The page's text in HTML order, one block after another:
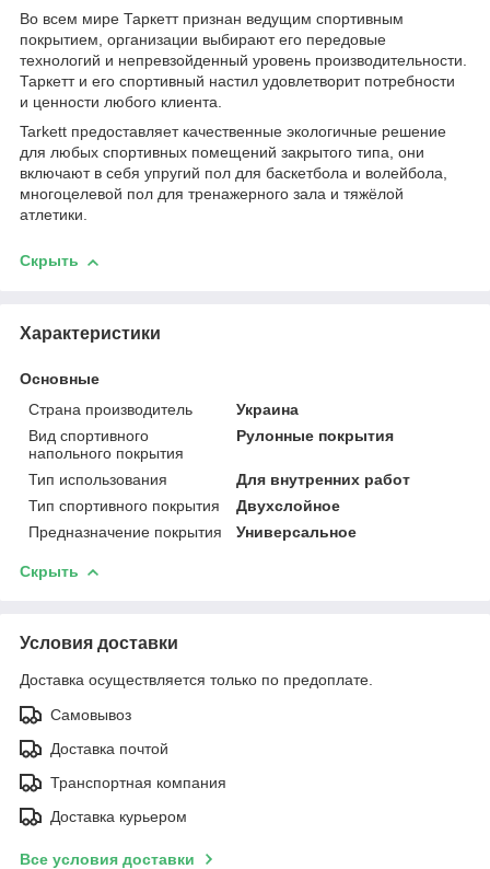
Во всем мире Таркетт признан ведущим спортивным
покрытием, организации выбирают его передовые
технологий и непревзойденный уровень производительности.
Таркетт и его спортивный настил удовлетворит потребности
и ценности любого клиента.
Tarkett предоставляет качественные экологичные решение
для любых спортивных помещений закрытого типа, они
включают в себя упругий пол для баскетбола и волейбола,
многоцелевой пол для тренажерного зала и тяжёлой
атлетики.
Скрыть
Характеристики
Основные
Страна производитель
Украина
Вид спортивного
напольного покрытия
Рулонные покрытия
Тип использования
Для внутренних работ
Тип спортивного покрытия
Двухслойное
Предназначение покрытия
Универсальное
Скрыть
Условия доставки
Доставка осуществляется только по предоплате.
Самовывоз
Доставка почтой
Транспортная компания
Доставка курьером
Все условия доставки